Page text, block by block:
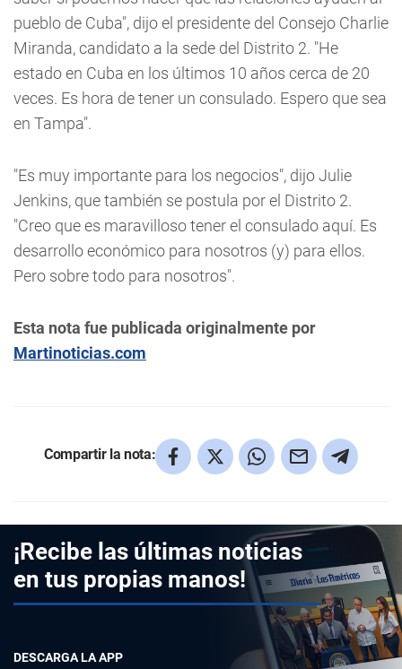
pueblo de Cuba", dijo el presidente del Consejo Charlie
Miranda, candidato a la sede del Distrito 2. "He
estado en Cuba en los últimos 10 años cerca de 20
veces. Es hora de tener un consulado. Espero que sea
en Tampa".
"Es muy importante para los negocios", dijo Julie
Jenkins, que también se postula por el Distrito 2.
"Creo que es maravilloso tener el consulado aquí. Es
desarrollo económico para nosotros (y) para ellos.
Pero sobre todo para nosotros".
Esta nota fue publicada originalmente por
Martinoticias.com
Compartir la nota:
¡Recibe las últimas noticias
en tus propias manos!
DESCARGA LA APP